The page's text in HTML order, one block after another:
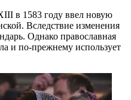
в 1583 году ввел новую
Вследствие изменения
Однако православная
и по-прежнему использует